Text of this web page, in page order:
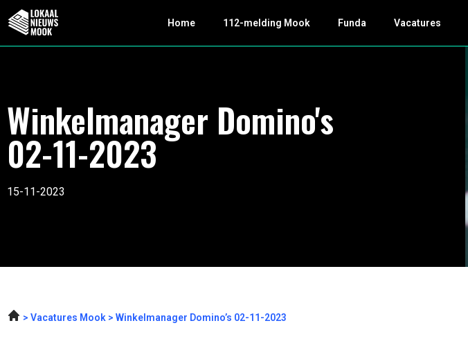
Home 112-melding Mook Funda Vacatures
Winkelmanager Domino's
02-11-2023
15-11-2023
Vacatures Mook Winkelmanager Domino’s 02-11-2023